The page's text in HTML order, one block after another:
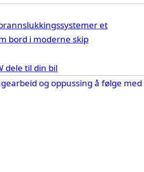
et
bord i moderne skip
dele til din bil